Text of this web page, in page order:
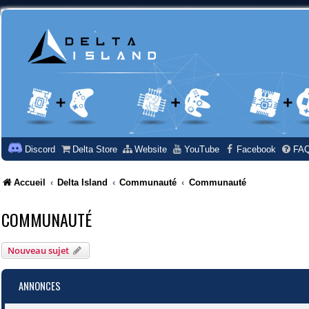
Discord Delta Store Website YouTube Facebook
Accueil Delta Island Communauté Communauté
COMMUNAUTÉ
Nouveau sujet
ANNONCES